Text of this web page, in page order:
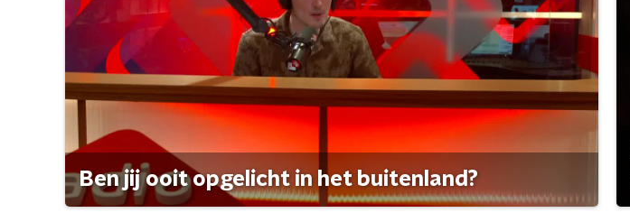
Ben jij ooit opgelicht in het buitenland?